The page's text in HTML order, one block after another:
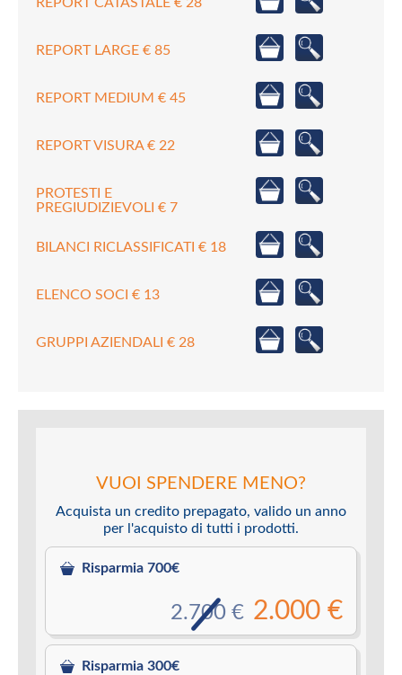
REPORT LARGE € 85
REPORT MEDIUM € 45
REPORT VISURA € 22
PROTESTI E
PREGIUDIZIEVOLI € 7
BILANCI RICLASSIFICATI € 18
ELENCO SOCI € 13
GRUPPI AZIENDALI € 28
VUOI SPENDERE MENO?
Acquista un credito prepagato, valido un anno
per l'acquisto di tutti i prodotti.
Risparmia 700€
2.000 €
2.700 €
Risparmia 300€